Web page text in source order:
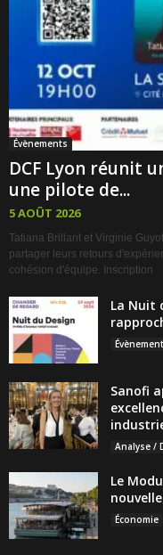
Évènements
DCF Lyon réunit
une pilote de...
5 AOÛT 2026
Tatiana Brillant et Virginie
partager leurs retours
cohésion d'équipe. Inscription
La Nuit
Sanofi
Analyse /
Le
Économie